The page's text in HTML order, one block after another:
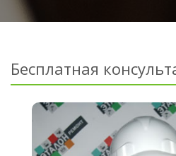
Бесплатная